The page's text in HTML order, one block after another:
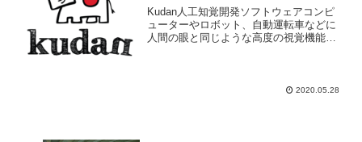
Kudan人工知覚開発ソフトウェアコンピ
ューターやロボット、自動運転車などに
人間の眼と同じような高度の視覚機能を
2020.05.28